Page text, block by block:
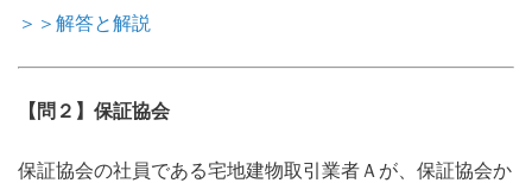
＞＞解答と解説
【問２】保証協会
保証協会の社員である宅地建物取引業者Ａが、保証協会か